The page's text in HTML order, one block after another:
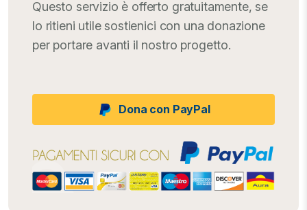
Questo servizio è offerto gratuitamente, se
lo ritieni utile sostienici con una donazione
per portare avanti il nostro progetto.
Dona con PayPal